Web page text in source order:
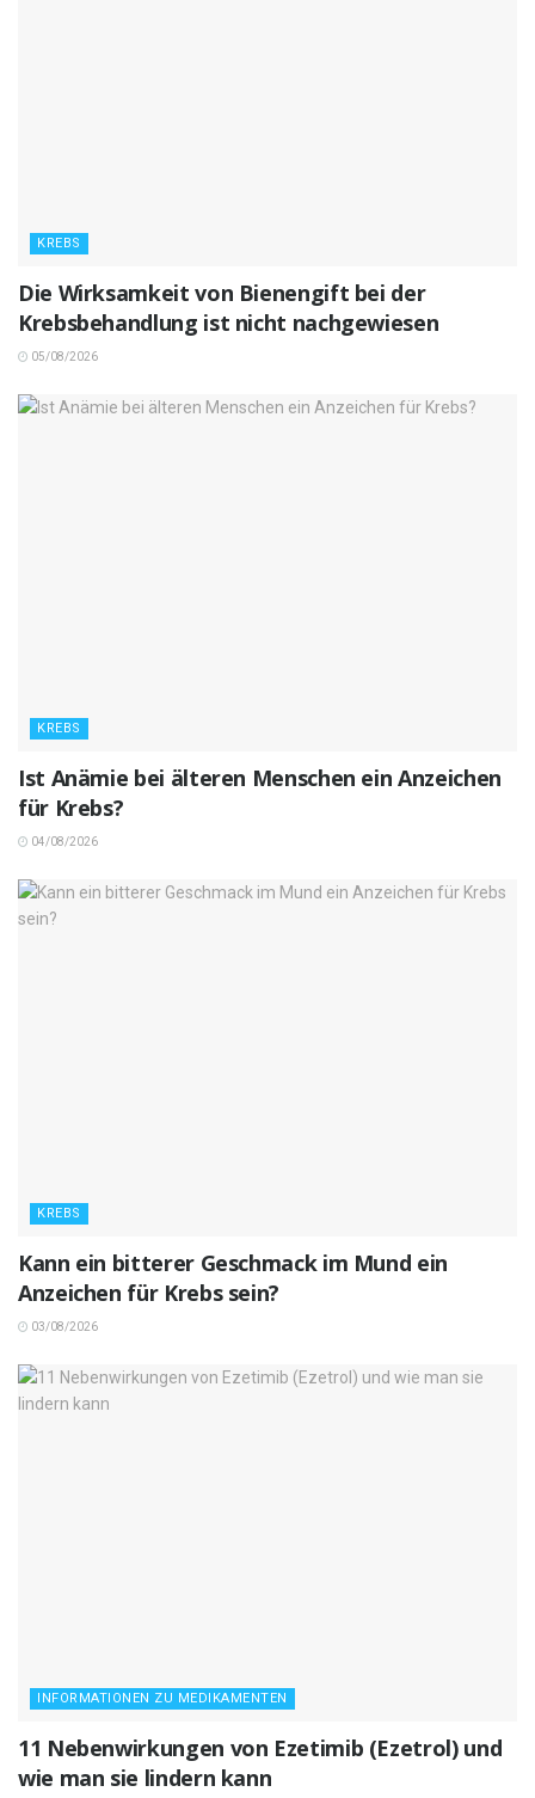
KREBS
Die Wirksamkeit von Bienengift bei der
Krebsbehandlung ist nicht nachgewiesen
05/08/2026
KREBS
Ist Anämie bei älteren Menschen ein Anzeichen
für Krebs?
04/08/2026
KREBS
Kann ein bitterer Geschmack im Mund ein
Anzeichen für Krebs sein?
03/08/2026
INFORMATIONEN ZU MEDIKAMENTEN
11 Nebenwirkungen von Ezetimib (Ezetrol) und
wie man sie lindern kann